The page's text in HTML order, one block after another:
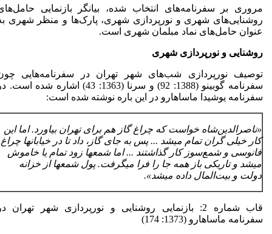
مروری بر سفرنامه‌های انتخاب شده، بیانگر بازنمایی
روشنایی‌های شهری و نورپردازی شهری، پارک‌ها و منظر شهری
عنوان حامل‌های نماد مبلمان شهری است.
روشنایی و نورپردازی شهری
توصیف نورپردازی شب‌های شهر تهران در سفرنامه‌هایی
سفرنامه گوبینو (1388: 92) و سرنا (1363: 43) اشاره شده
سفرنامه یوشیدا ماساهارو در این باره نوشته شده است:
«ناصرالدینشاه خواست که چراغ گاز هم برای تهران بیاورد. اما این
کار خیلی گران تمام می­شد ... پس به جای گاز، داد تا در خیابان­ها چراغ
فانوسی و شمعسوز کار گذاشتند ... اما شمع­ها زود تمام یا خاموش
می­شد و تاریکی باز همه جا را فرا می­گرفت. پول شمع­ها از خزانه
دولت و بیتالمال داده می­شد».
قاب شماره 2: بازنمایی روشنایی و نورپردازی شهر تهران
سفرنامه ماساهارو (1373: 174)